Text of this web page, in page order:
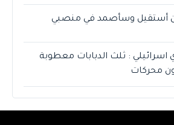
أستقيل وسأصمد في منصبي
: ثلث الدبابات معطوبة
محركات